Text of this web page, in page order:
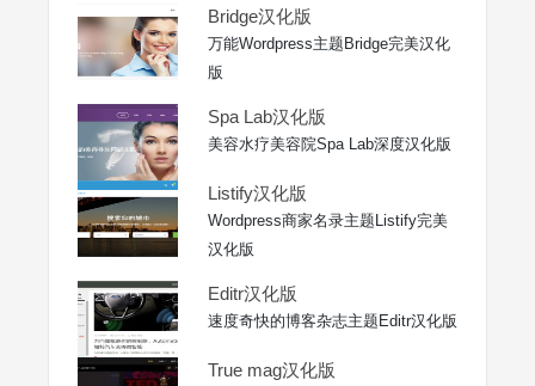
Bridge汉化版
万能Wordpress主题Bridge完美汉化
版
Spa Lab汉化版
美容水疗美容院Spa Lab深度汉化版
Listify汉化版
Wordpress商家名录主题Listify完美
汉化版
Editr汉化版
速度奇快的博客杂志主题Editr汉化版
True mag汉化版